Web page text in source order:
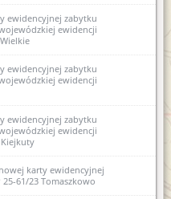
ewidencyjnej zabytku
ewidencji
ewidencyjnej zabytku
ewidencji
ewidencyjnej zabytku
ewidencji
Kiejkuty
karty ewidencyjnej
61/23 Tomaszkowo